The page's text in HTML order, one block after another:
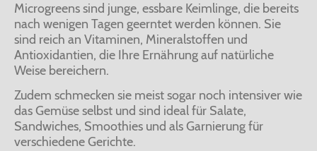
Microgreens sind junge, essbare Keimlinge, die bereits
nach wenigen Tagen geerntet werden können. Sie
sind reich an Vitaminen, Mineralstoffen und
Antioxidantien, die Ihre Ernährung auf natürliche
Weise bereichern.
Zudem schmecken sie meist sogar noch intensiver wie
das Gemüse selbst und sind ideal für Salate,
Sandwiches, Smoothies und als Garnierung für
verschiedene Gerichte.